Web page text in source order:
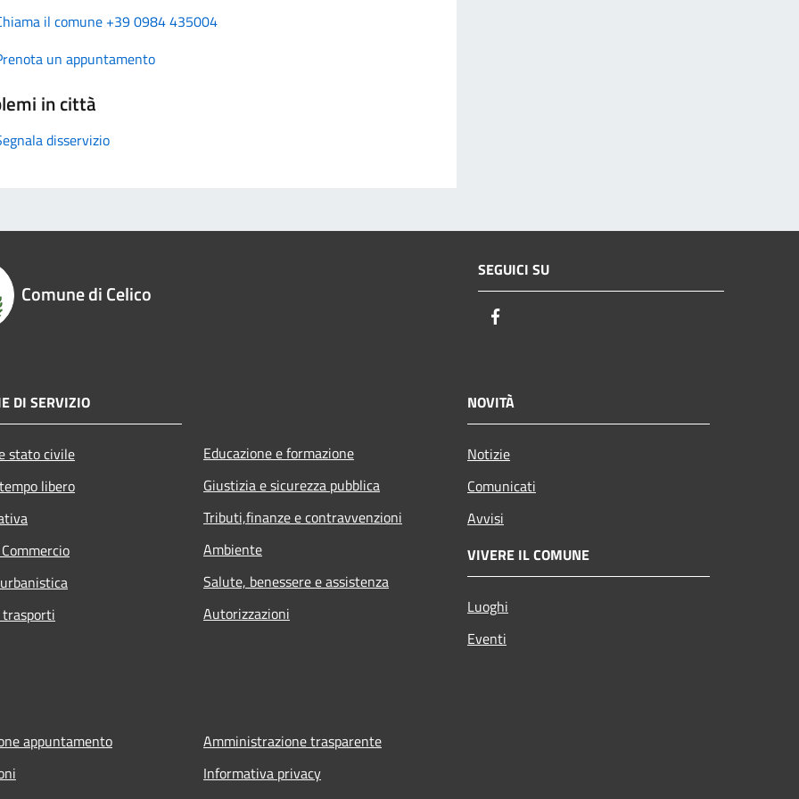
il comune +39 0984 435004
un appuntamento
in città
disservizio
Comune di Celico
SEGUICI SU
DI SERVIZIO
stato civile
libero
Educazione e formazione
Giustizia e sicurezza pubblica
Tributi,finanze e contravvenzioni
Ambiente
Salute, benessere e assistenza
Autorizzazioni
NOVITÀ
Notizie
Comunicati
Avvisi
VIVERE IL COMUNE
Luoghi
Eventi
appuntamento
Amministrazione trasparente
Informativa privacy